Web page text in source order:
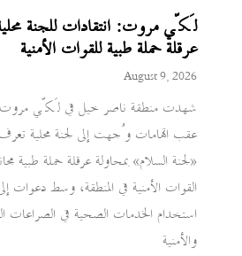
لَكّي مروت: انتقادات للجنة
عرقلة حملة طبية للقوات الأمنية
August 9, 2026
شهدت منطقة ناصر خيل في لَكّي
عقب اتهامات وُجهت إلى لجنة محلية
«لجنة السلام» بمحاولة عرقلة حملة طبية
القوات الأمنية في المنطقة، وسط دعوات
استخدام الخدمات الصحية في الصراعات
والأمنية